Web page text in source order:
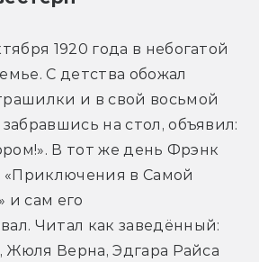
1920 года в небогатой
С детства обожал
и в свой восьмой
на стол, объявил:
В тот же день Фрэнк
«Приключения в Самой
и сам его
Читал как заведённый:
Жюля Верна, Эдгара Райса